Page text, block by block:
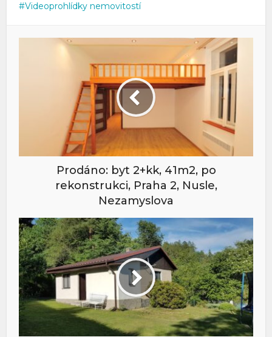
Videoprohlídky nemovitostí
Prodáno: byt 2+kk, 41m2, po
rekonstrukci, Praha 2, Nusle,
Nezamyslova